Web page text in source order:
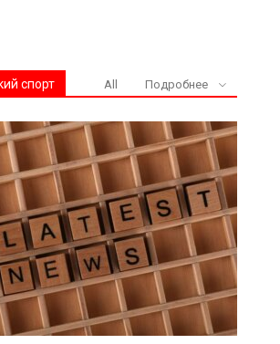
спорт All Подробнее